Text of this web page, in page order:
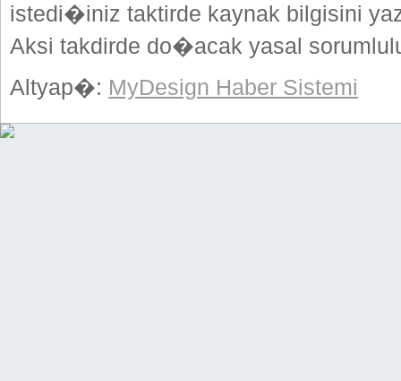
istedi�iniz taktirde kaynak bilgisini
Aksi takdirde do�acak yasal
Altyap�: MyDesign Haber Sistemi